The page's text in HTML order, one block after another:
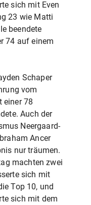
sich mit Even
23 wie Matti
beendete
74 auf einem
Schaper
vom
einer 78
Auch der
Neergaard-
Ancer
nur träumen.
machten zwei
sich mit
Top 10, und
sich mit dem